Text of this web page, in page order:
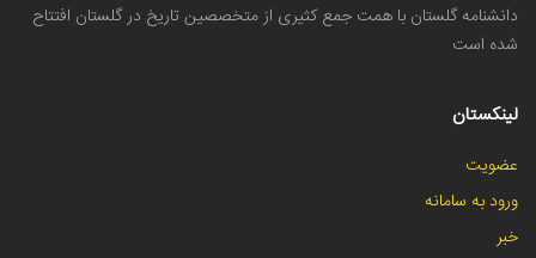
دانشنامه گلستان با همت جمع کثیری از متخصصین تاریخ در گلستان افتتاح
شده است
لینکستان
عضویت
ورود به سامانه
خبر